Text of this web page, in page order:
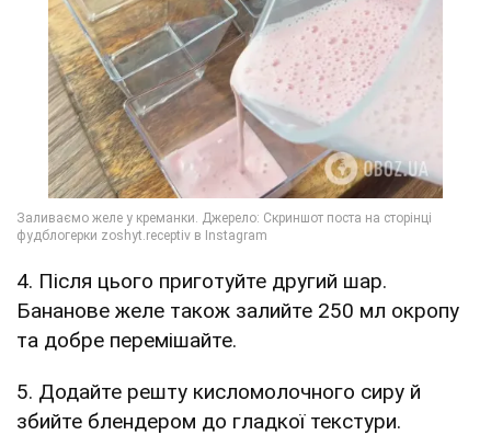
4. Після цього приготуйте другий шар.
Бананове желе також залийте 250 мл окропу
та добре перемішайте.
5. Додайте решту кисломолочного сиру й
збийте блендером до гладкої текстури.